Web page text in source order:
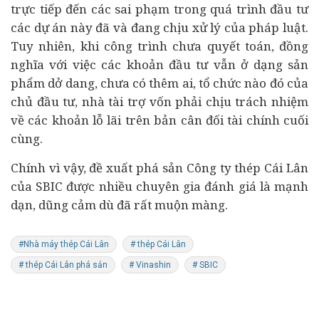
trực tiếp đến các sai phạm trong quá trình đầu tư
các dự án này đã và đang chịu xử lý của pháp luật.
Tuy nhiên, khi công trình chưa quyết toán, đồng
nghĩa với việc các khoản đầu tư vẫn ở dạng sản
phẩm dở dang, chưa có thêm ai, tổ chức nào đó của
chủ đầu tư, nhà tài trợ vốn phải chịu trách nhiệm
về các khoản lỗ lãi trên bản cân đối tài chính cuối
cùng.
Chính vì vậy, đề xuất phá sản Công ty thép Cái Lân
của SBIC được nhiều chuyên gia đánh giá là mạnh
dạn, dũng cảm dù đã rất muộn màng.
#Nhà máy thép Cái Lân # thép Cái Lân
# thép Cái Lân phá sản # Vinashin # SBIC